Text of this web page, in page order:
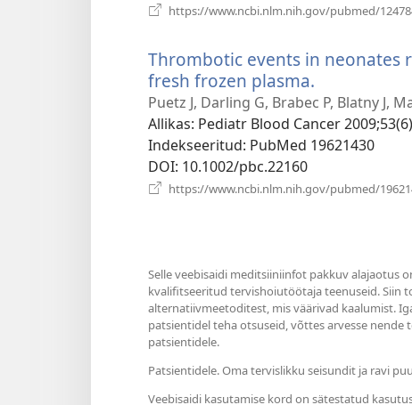
https://www.ncbi.nlm.nih.gov/pubmed/
Thrombotic events in neonates
fresh frozen plasma.
uue
akna)
Puetz J, Darling G, Brabec P, Blatny J,
Allikas‎: Pediatr Blood Cancer
Indekseeritud‎: PubMed 19621430
DOI‎: 10.1002/pbc.22160
https://www.ncbi.nlm.nih.gov/pubmed/
Selle veebisaidi meditsiiniinfot pakkuv alajaotus
kvalifitseeritud tervishoiutöötaja teenuseid. Siin
alternatiivmeetoditest, mis väärivad kaalumist.
patsientidel teha otsuseid, võttes arvesse
patsientidele.
Patsientidele. Oma tervislikku seisundit ja ravi
Veebisaidi kasutamise kord on sätestatud